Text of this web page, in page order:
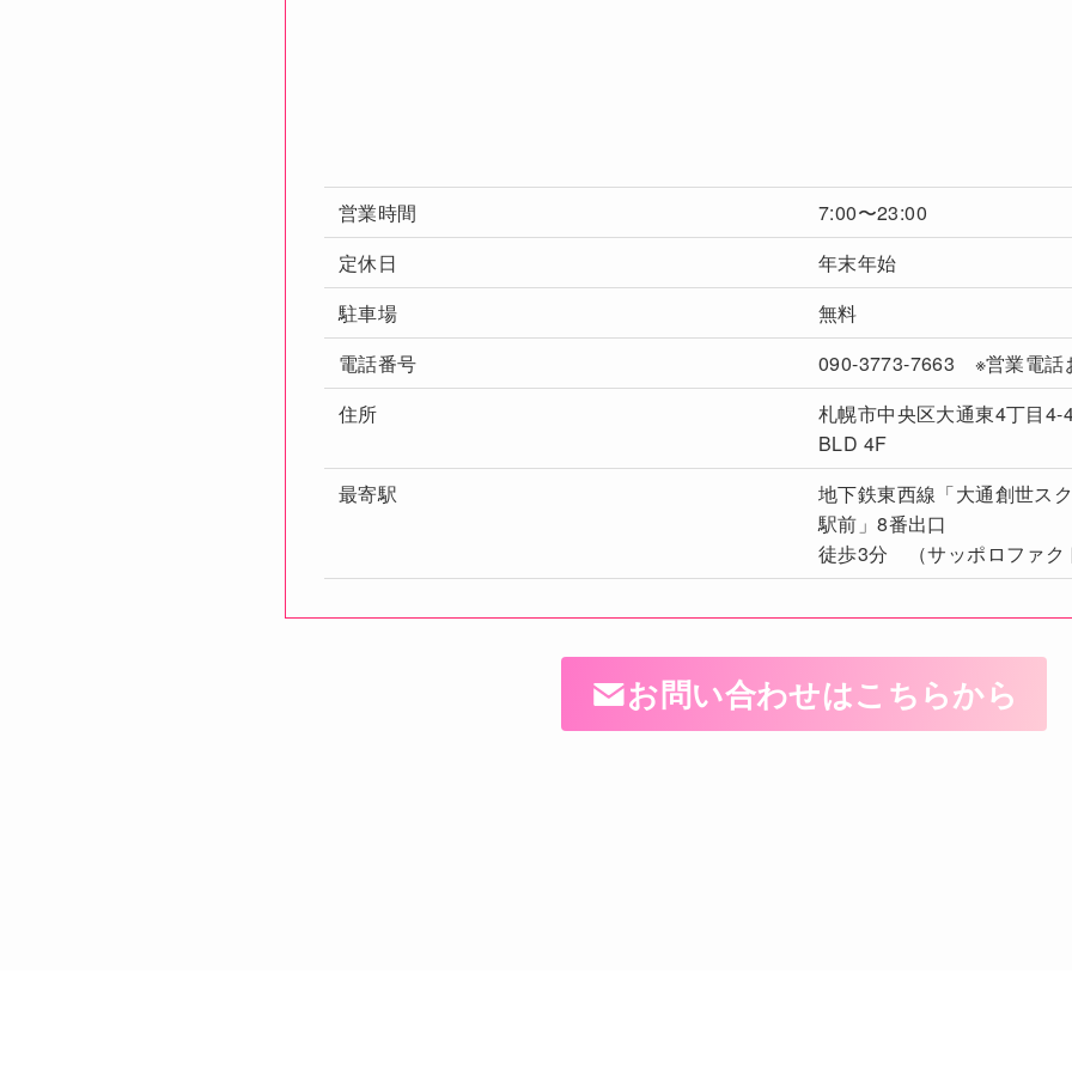
営業時間
7:00〜23:00
定休日
年末年始
駐車場
無料
電話番号
090-3773-7663 ※営業電話
住所
札幌市中央区大通東4丁目
BLD 4F
最寄駅
地下鉄東西線「大通創世ス
駅前」8番出口
徒歩3分 （サッポロファク
お問い合わせはこちらから